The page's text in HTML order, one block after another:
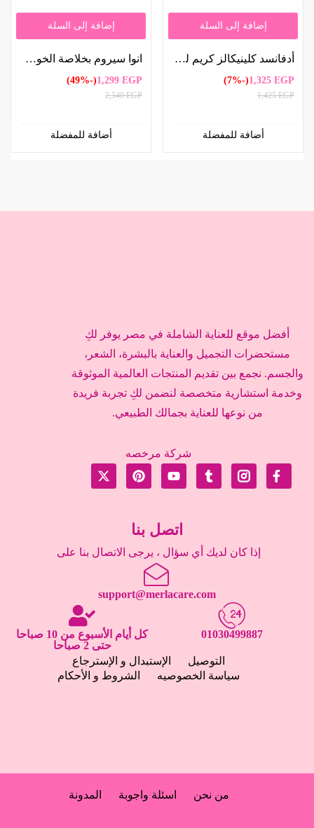
إضافة إلى السلة
أدفانسد كلينيكالز كريم لوشن الريتينول 450 مل | Advanced Clinicals Retinol Lotion 450ml
1,325 EGP
(-7%)
1,425EGP
أضافة للمفضلة
إضافة إلى السلة
انوا سيروم بخلاصة الخوخ 70% والنياسيناميد 30 مل | Anua Peach Extract 70% & Niacinamide Serum 30ml
1,299 EGP
(-49%)
2,540EGP
أضافة للمفضلة
أفضل موقع للعناية الشاملة في مصر يوفر لكِ
مستحضرات التجميل والعناية بالبشرة، الشعر،
والجسم. نجمع بين تقديم المنتجات العالمية الموثوقة
وخدمة استشارية متخصصة لنضمن لكِ تجربة فريدة
من نوعها للعناية بجمالك الطبيعي.
شركة مرخصه
اتصل بنا
إذا كان لديك أي سؤال ، يرجى الاتصال بنا على
support@merlacare.com
01030499887
كل أيام الأسبوع من 10 صباحا
حتى 2 صباحا
التوصيل
الإستبدال و الإسترجاع
سياسة الخصوصيه
الشروط و الأحكام
من نحن اسئلة واجوبة المدونة